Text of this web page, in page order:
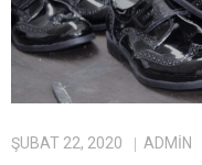
ŞUBAT 22, 2020 ADMIN